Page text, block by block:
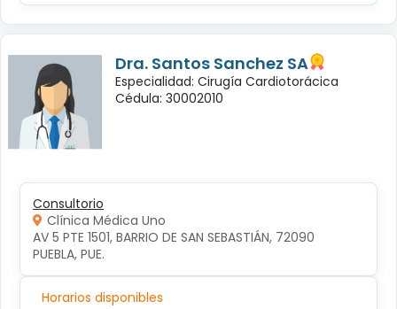
Dra. Santos Sanchez SA
Especialidad: Cirugía Cardiotorácica
Cédula: 30002010
Consultorio
Clínica Médica Uno
AV 5 PTE 1501, BARRIO DE SAN SEBASTIÁN, 72090
PUEBLA, PUE.
Horarios disponibles